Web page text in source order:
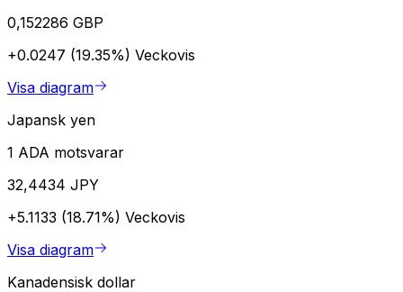
0,152286 GBP
+0.0247 (19.35%) Veckovis
Visa diagram
Japansk yen
1 ADA motsvarar
32,4434 JPY
+5.1133 (18.71%) Veckovis
Visa diagram
Kanadensisk dollar